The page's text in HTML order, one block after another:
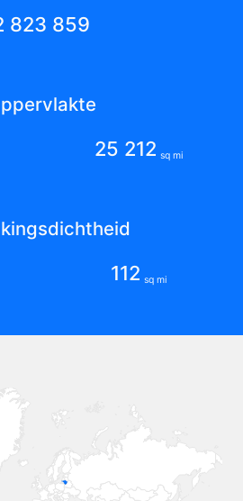
823 859
25 212 sq mi
112 sq mi